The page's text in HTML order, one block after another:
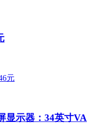
显示器：34英寸VA